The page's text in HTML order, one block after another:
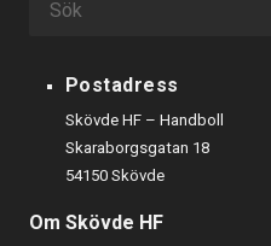
Postadress
Skövde HF – Handboll
Skaraborgsgatan 18
54150 Skövde
Om Skövde HF